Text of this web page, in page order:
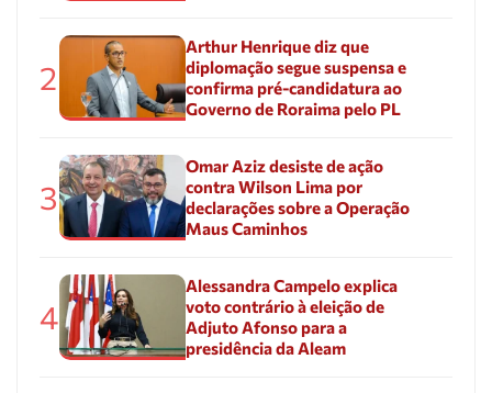
2
Arthur Henrique diz que
diplomação segue suspensa e
confirma pré-candidatura ao
Governo de Roraima pelo PL
3
Omar Aziz desiste de ação
contra Wilson Lima por
declarações sobre a Operação
Maus Caminhos
4
Alessandra Campelo explica
voto contrário à eleição de
Adjuto Afonso para a
presidência da Aleam